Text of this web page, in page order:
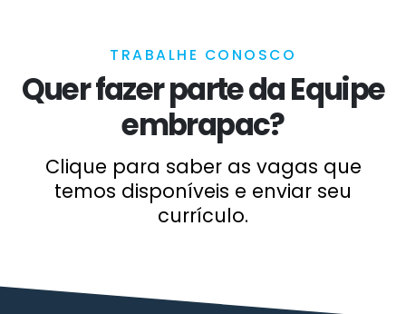
TRABALHE CONOSCO
Quer fazer parte da Equipe
embrapac?
Clique para saber as vagas que
temos disponíveis e enviar seu
currículo.